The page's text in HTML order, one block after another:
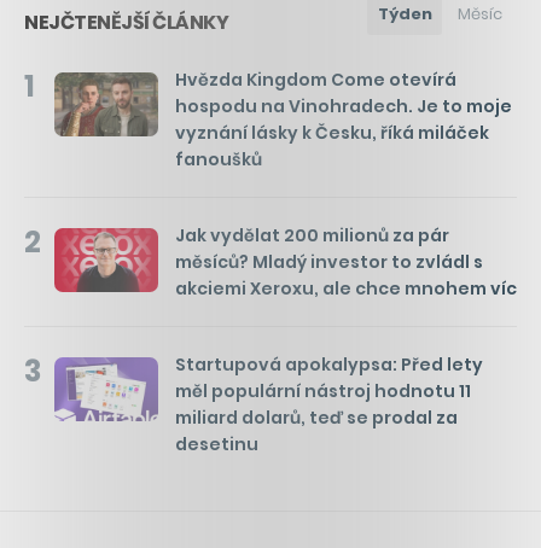
NEJČTENĚJŠÍ ČLÁNKY Týden Měsíc
1
Hvězda Kingdom Come otevírá
hospodu na Vinohradech. Je to moje
vyznání lásky k Česku, říká miláček
fanoušků
2
Jak vydělat 200 milionů za pár
měsíců? Mladý investor to zvládl s
akciemi Xeroxu, ale chce mnohem víc
3
Startupová apokalypsa: Před lety
měl populární nástroj hodnotu 11
miliard dolarů, teď se prodal za
desetinu